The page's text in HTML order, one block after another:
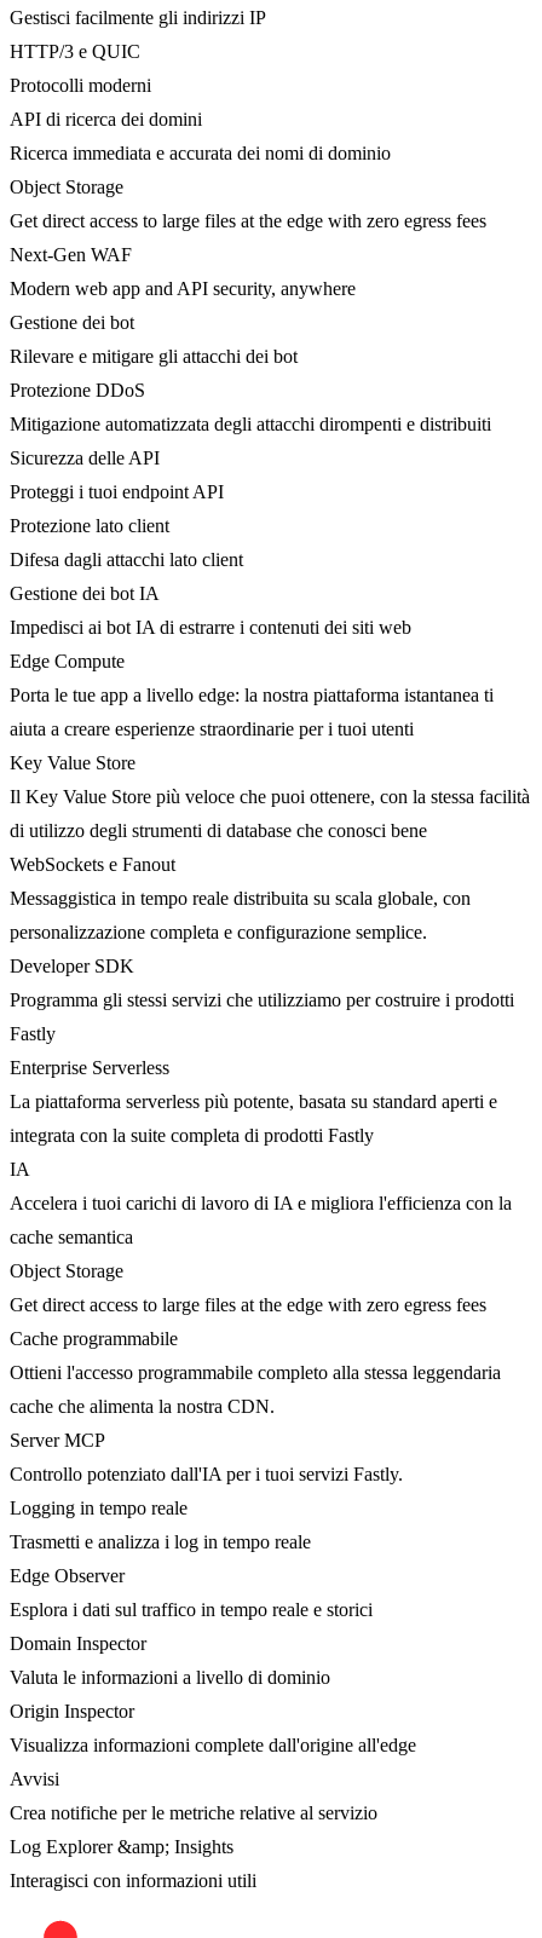
Gestisci facilmente gli indirizzi IP
HTTP/3 e QUIC
Protocolli moderni
API di ricerca dei domini
Ricerca immediata e accurata dei nomi di dominio
Object Storage
Get direct access to large files at the edge with zero egress fees
Next-Gen WAF
Modern web app and API security, anywhere
Gestione dei bot
Rilevare e mitigare gli attacchi dei bot
Protezione DDoS
Mitigazione automatizzata degli attacchi dirompenti e distribuiti
Sicurezza delle API
Proteggi i tuoi endpoint API
Protezione lato client
Difesa dagli attacchi lato client
Gestione dei bot IA
Impedisci ai bot IA di estrarre i contenuti dei siti web
Edge Compute
Porta le tue app a livello edge: la nostra piattaforma istantanea ti
aiuta a creare esperienze straordinarie per i tuoi utenti
Key Value Store
Il Key Value Store più veloce che puoi ottenere, con la stessa facilità
di utilizzo degli strumenti di database che conosci bene
WebSockets e Fanout
Messaggistica in tempo reale distribuita su scala globale, con
personalizzazione completa e configurazione semplice.
Developer SDK
Programma gli stessi servizi che utilizziamo per costruire i prodotti
Fastly
Enterprise Serverless
La piattaforma serverless più potente, basata su standard aperti e
integrata con la suite completa di prodotti Fastly
IA
Accelera i tuoi carichi di lavoro di IA e migliora l'efficienza con la
cache semantica
Object Storage
Get direct access to large files at the edge with zero egress fees
Cache programmabile
Ottieni l'accesso programmabile completo alla stessa leggendaria
cache che alimenta la nostra CDN.
Server MCP
Controllo potenziato dall'IA per i tuoi servizi Fastly.
Logging in tempo reale
Trasmetti e analizza i log in tempo reale
Edge Observer
Esplora i dati sul traffico in tempo reale e storici
Domain Inspector
Valuta le informazioni a livello di dominio
Origin Inspector
Visualizza informazioni complete dall'origine all'edge
Avvisi
Crea notifiche per le metriche relative al servizio
Log Explorer &amp; Insights
Interagisci con informazioni utili